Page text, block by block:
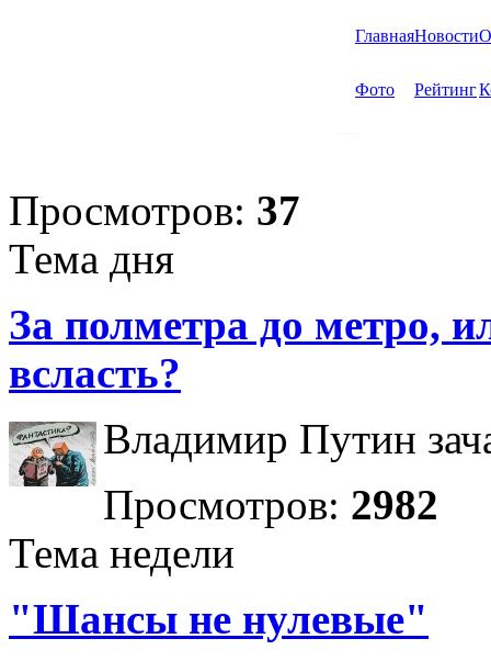
ГлавнаяНовости
Фото Рейтинг
Просмотров: 37
Тема дня
За полметра до метро,
всласть?
Владимир Путин
Просмотров: 2982
Тема недели
"Шансы не нулевые"